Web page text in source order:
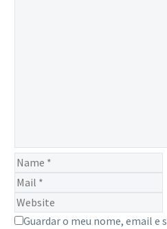
Guardar o meu nome, email e